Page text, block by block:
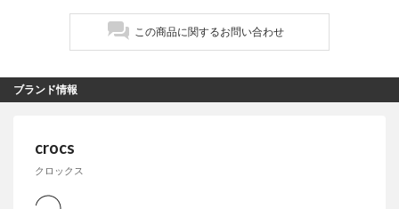
この商品に関するお問い合わせ
ブランド情報
crocs
クロックス